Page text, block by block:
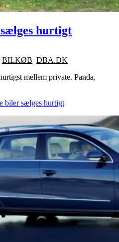
hurtigt
BILKØB DBA.DK
mellem private. Panda,
biler sælges hurtigt